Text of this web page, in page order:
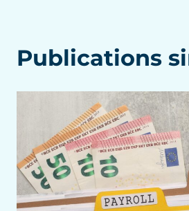
Publications